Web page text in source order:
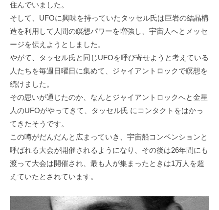
住んでいました。
そして、UFOに興味を持っていたタッセル氏は巨岩の結晶構
造を利用して人間の瞑想パワーを増強し、宇宙人へとメッセ
ージを伝えようとしました。
やがて、タッセル氏と同じUFOを呼び寄せようと考えている
人たちを毎週日曜日に集めて、ジャイアントロックで瞑想を
続けました。
その思いが通じたのか、なんとジャイアントロックへと金星
人のUFOがやってきて、タッセル氏 にコンタクトをはかっ
てきたそうです。
この噂がだんだんと広まっていき、宇宙船コンベンションと
呼ばれる大会が開催されるようになり、その後は26年間にも
渡って大会は開催され、最も人が集まったときは1万人を超
えていたとされています。